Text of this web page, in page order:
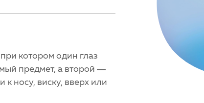
котором один глаз
предмет, а второй —
к носу, виску, вверх или